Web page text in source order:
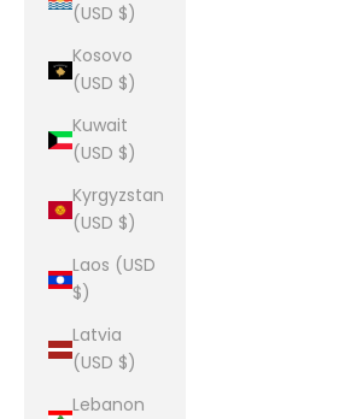
(USD $)
Kosovo
(USD $)
Kuwait
(USD $)
Kyrgyzstan
(USD $)
Laos (USD
$)
Latvia
(USD $)
Lebanon